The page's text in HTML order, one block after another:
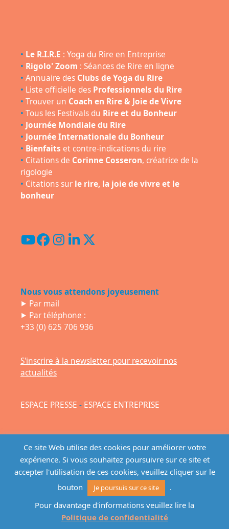
• Le R.I.R.E : Yoga du Rire en Entreprise
• Rigolo' Zoom : Séances de Rire en ligne
• Annuaire des Clubs de Yoga du Rire
• Liste officielle des Professionnels du Rire
• Trouver un Coach en Rire & Joie de Vivre
• Tous les Festivals du Rire et du Bonheur
• Journée Mondiale du Rire
• Journée Internationale du Bonheur
• Bienfaits et contre-indications du rire
• Citations de Corinne Cosseron, créatrice de la
rigologie
• Citations sur le rire, la joie de vivre et le
bonheur
YouTube
Facebook
Instagram
LinkedIn
Twitter
Nous vous attendons joyeusement
⯈ Par mail
⯈ Par téléphone :
+33 (0) 625 706 936
S'inscrire à la newsletter pour recevoir nos
actualités
ESPACE PRESSE - ESPACE ENTREPRISE
Ce site Web utilise des cookies pour améliorer votre
expérience. Si vous souhaitez poursuivre sur ce site et
accepter l'utilisation de ces cookies, veuillez cliquer sur le
bouton
Je poursuis sur ce site
.
Pour davantage d'informations veuillez lire la
Politique de confidentialité